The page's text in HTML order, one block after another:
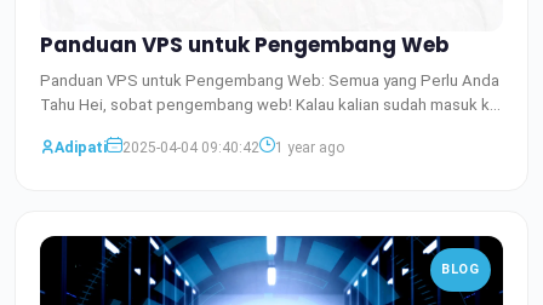
Panduan VPS untuk Pengembang Web
Panduan VPS untuk Pengembang Web: Semua yang Perlu Anda
Tahu Hei, sobat pengembang web! Kalau kalian sudah masuk ke
Adipati
2025-04-04 09:40:42 1 year ago
BLOG